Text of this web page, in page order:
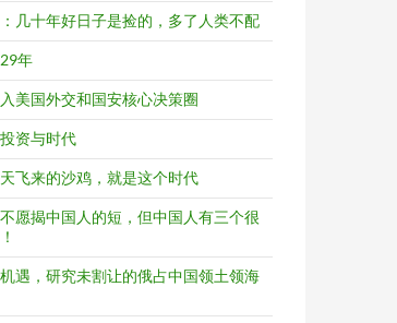
几十年好日子是捡的，多了人类不配
年
美国外交和国安核心决策圈
资与时代
飞来的沙鸡，就是这个时代
愿揭中国人的短，但中国人有三个很
遇，研究未割让的俄占中国领土领海